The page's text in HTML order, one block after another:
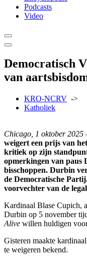
Podcasts
Video
Democratisch
van
KRO-NCRV ->
Katholiek
Chicago, 1 oktober 2025
weigert een prijs van
kritiek op zijn
opmerkingen van paus
bisschoppen. Durbin
de Democratische
voorvechter van de
Kardinaal Blase Cupich,
Durbin op 5 november
Alive willen huldigen
Gisteren maakte
te weigeren bekend.